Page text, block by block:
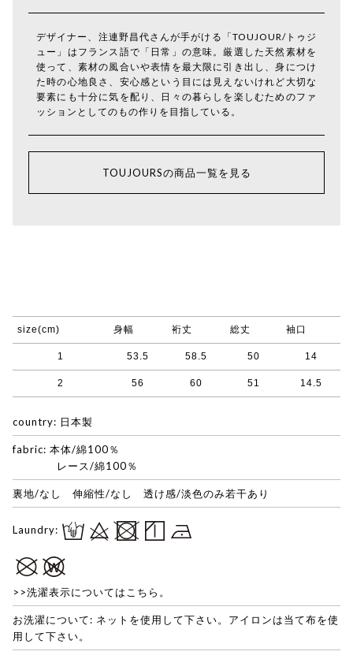
デザイナー、注連野昌代さんが手がける「TOUJOUR/トゥジ
ュー」はフランス語で「日常」の意味。厳選した天然素材を
使って、素材の風合いや表情を最大限に引き出し、身につけ
た時の心地良さ、安心感という目には見えないけれど大切な
要素にも十分に気を配り、日々の暮らしを楽しむためのファ
ッションとしてのもの作りを目指している。
TOUJOURSの商品一覧を見る
size(cm) 身幅 裄丈 総丈 袖口
1 53.5 58.5 50 14
2 56 60 51 14.5
country: 日本製
fabric: 本体/綿100％
レース/綿100％
裏地/なし 伸縮性/なし 透け感/淡色のみ若干あり
Laundry:
>>洗濯表示についてはこちら。
お洗濯について: ネットを使用して下さい。アイロンは当て布を使
用して下さい。